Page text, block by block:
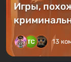
Игры,
13